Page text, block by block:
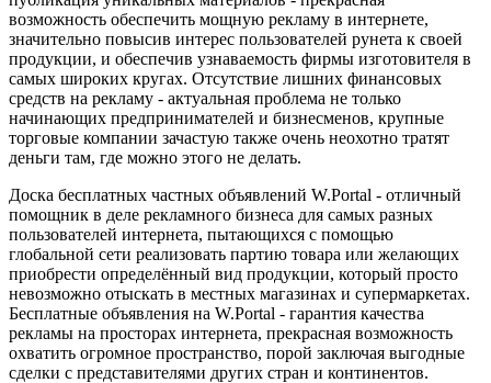
возможность обеспечить мощную рекламу в интернете,
значительно повысив интерес пользователей рунета к своей
продукции, и обеспечив узнаваемость фирмы изготовителя в
самых широких кругах. Отсутствие лишних финансовых
средств на рекламу - актуальная проблема не только
начинающих предпринимателей и бизнесменов, крупные
торговые компании зачастую также очень неохотно тратят
деньги там, где можно этого не делать.
Доска бесплатных частных объявлений W.Portal - отличный
помощник в деле рекламного бизнеса для самых разных
пользователей интернета, пытающихся с помощью
глобальной сети реализовать партию товара или желающих
приобрести определённый вид продукции, который просто
невозможно отыскать в местных магазинах и супермаркетах.
Бесплатные объявления на W.Portal - гарантия качества
рекламы на просторах интернета, прекрасная возможность
охватить огромное пространство, порой заключая выгодные
сделки с представителями других стран и континентов.